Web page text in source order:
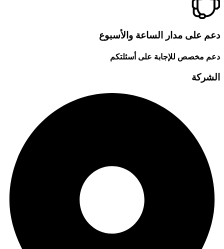
دعم على مدار الساعة والأسبوع
دعم مخصص للإجابة على أسئلتكم
الشركة